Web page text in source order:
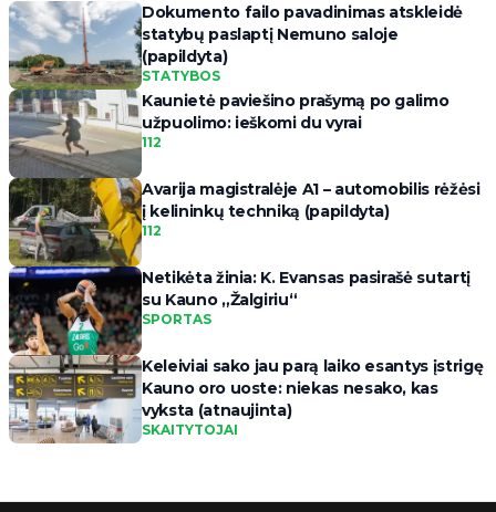
Dokumento failo pavadinimas atskleidė
statybų paslaptį Nemuno saloje
(papildyta)
STATYBOS
Kaunietė paviešino prašymą po galimo
užpuolimo: ieškomi du vyrai
112
Avarija magistralėje A1 – automobilis rėžėsi
į kelininkų techniką (papildyta)
112
Netikėta žinia: K. Evansas pasirašė sutartį
su Kauno „Žalgiriu“
SPORTAS
Keleiviai sako jau parą laiko esantys įstrigę
Kauno oro uoste: niekas nesako, kas
vyksta (atnaujinta)
SKAITYTOJAI